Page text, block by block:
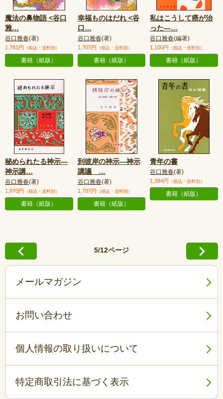
魔法の鼻物語 <谷口
雅…
谷口雅春(著)
1,781円 （税込・送料別）
書籍（紙版）
幸福ものはだれ <谷
口…
谷口雅春(著)
1,707円 （税込・送料別）
書籍（紙版）
私はこうして癌が治
った—…
谷口雅春(編著)
1,100円 （税込・送料別）
書籍（紙版）
秘められたる神示—
神示講…
谷口雅春(著)
1,870円 （税込・送料別）
書籍（紙版）
到彼岸の神示—神示
講議 …
谷口雅春(著)
1,707円 （税込・送料別）
書籍（紙版）
青年の書
谷口雅春(著)
1,394円 （税込・送料別）
書籍（紙版）
5/12ページ
メールマガジン
お問い合わせ
個人情報の取り扱いについて
特定商取引法に基づく表示